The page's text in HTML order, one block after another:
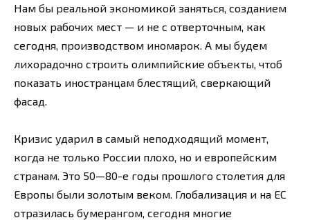
Нам бы реальной экономикой заняться, созданием
новых рабочих мест — и не с отверточным, как
сегодня, производством иномарок. А мы будем
лихорадочно строить олимпийские объекты, чтоб
показать иностранцам блестящий, сверкающий
фасад.
Кризис ударил в самый неподходящий момент,
когда не только России плохо, но и европейским
странам. Это 50—80-е годы прошлого столетия для
Европы были золотым веком. Глобализация и на ЕС
отразилась бумерангом, сегодня многие